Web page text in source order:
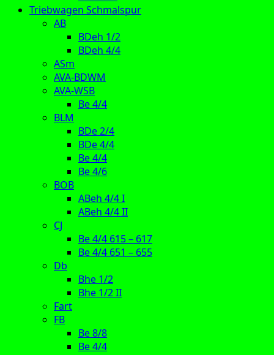
Triebwagen Schmalspur
AB
BDeh 1/2
BDeh 4/4
ASm
AVA-BDWM
AVA-WSB
Be 4/4
BLM
BDe 2/4
BDe 4/4
Be 4/4
Be 4/6
BOB
ABeh 4/4 I
ABeh 4/4 II
CJ
Be 4/4 615 – 617
Be 4/4 651 – 655
Db
Bhe 1/2
Bhe 1/2 II
Fart
FB
Be 8/8
Be 4/4